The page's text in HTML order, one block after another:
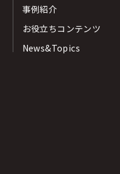
事例紹介
お役立ちコンテンツ
News&Topics